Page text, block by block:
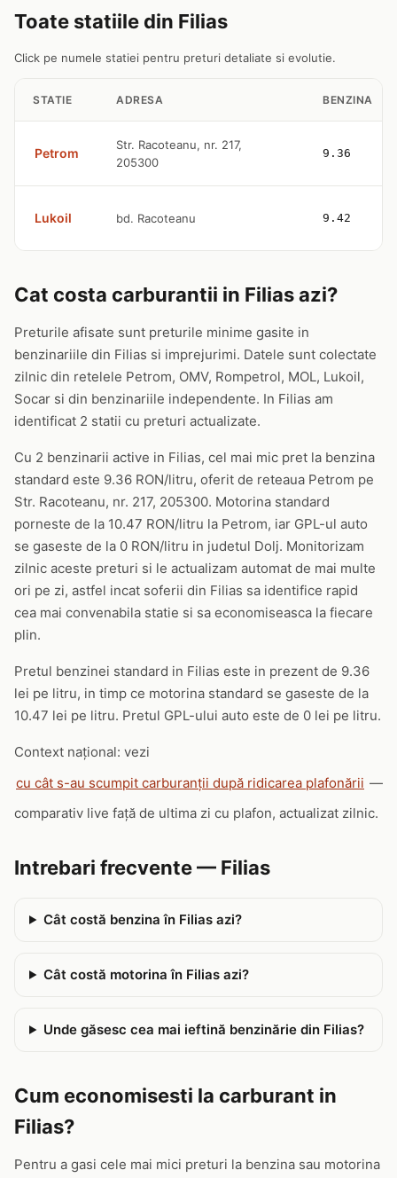
Toate statiile din Filias
Click pe numele statiei pentru preturi detaliate si evolutie.
STATIE ADRESA BENZINA
Petrom
Str. Racoteanu, nr. 217,
205300
9.36
Lukoil bd. Racoteanu 9.42
Cat costa carburantii in Filias azi?
Preturile afisate sunt preturile minime gasite in
benzinariile din Filias si imprejurimi. Datele sunt colectate
zilnic din retelele Petrom, OMV, Rompetrol, MOL, Lukoil,
Socar si din benzinariile independente. In Filias am
identificat 2 statii cu preturi actualizate.
Cu 2 benzinarii active in Filias, cel mai mic pret la benzina
standard este 9.36 RON/litru, oferit de reteaua Petrom pe
Str. Racoteanu, nr. 217, 205300. Motorina standard
porneste de la 10.47 RON/litru la Petrom, iar GPL-ul auto
se gaseste de la 0 RON/litru in judetul Dolj. Monitorizam
zilnic aceste preturi si le actualizam automat de mai multe
ori pe zi, astfel incat soferii din Filias sa identifice rapid
cea mai convenabila statie si sa economiseasca la fiecare
plin.
Pretul benzinei standard in Filias este in prezent de 9.36
lei pe litru, in timp ce motorina standard se gaseste de la
10.47 lei pe litru. Pretul GPL-ului auto este de 0 lei pe litru.
Context național: vezi
cu cât s-au scumpit carburanții după ridicarea plafonării —
comparativ live față de ultima zi cu plafon, actualizat zilnic.
Intrebari frecvente — Filias
Cât costă benzina în Filias azi?
Cât costă motorina în Filias azi?
Unde găsesc cea mai ieftină benzinărie din Filias?
Cum economisesti la carburant in
Filias?
Pentru a gasi cele mai mici preturi la benzina sau motorina